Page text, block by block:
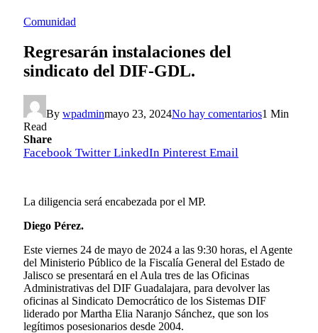
Comunidad
Regresarán instalaciones del
sindicato del DIF-GDL.
By wpadminmayo 23, 2024No hay comentarios1 Min
Read
Share
Facebook Twitter LinkedIn Pinterest Email
La diligencia será encabezada por el MP.
Diego Pérez.
Este viernes 24 de mayo de 2024 a las 9:30 horas, el Agente
del Ministerio Público de la Fiscalía General del Estado de
Jalisco se presentará en el Aula tres de las Oficinas
Administrativas del DIF Guadalajara, para devolver las
oficinas al Sindicato Democrático de los Sistemas DIF
liderado por Martha Elia Naranjo Sánchez, que son los
legítimos posesionarios desde 2004.